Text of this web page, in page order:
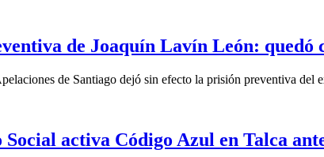
de Joaquín Lavín León:
de Santiago dejó sin efecto la prisión preventiva del
activa Código Azul en Talca